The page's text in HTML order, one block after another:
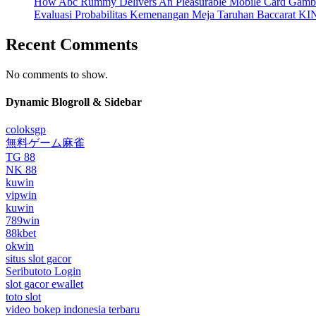
Evaluasi Probabilitas Kemenangan Meja Taruhan Baccarat
Recent Comments
No comments to show.
Dynamic Blogroll & Sidebar
coloksgp
無料ゲーム麻雀
TG 88
NK 88
kuwin
vipwin
kuwin
789win
88kbet
okwin
situs slot gacor
Seributoto Login
slot gacor ewallet
toto slot
video bokep indonesia terbaru